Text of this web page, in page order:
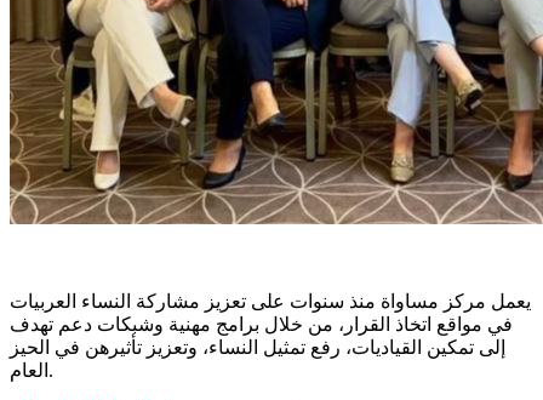
يعمل مركز مساواة منذ سنوات على تعزيز مشاركة النساء العربيات
في مواقع اتخاذ القرار، من خلال برامج مهنية وشبكات دعم تهدف
إلى تمكين القياديات، رفع تمثيل النساء، وتعزيز تأثيرهن في الحيز
العام.